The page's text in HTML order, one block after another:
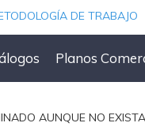
DE TRABAJO
Planos
AUNQUE NO EXISTA